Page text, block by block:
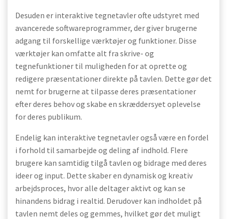
Desuden er interaktive tegnetavler ofte udstyret med
avancerede softwareprogrammer, der giver brugerne
adgang til forskellige værktøjer og funktioner. Disse
værktøjer kan omfatte alt fra skrive- og
tegnefunktioner til muligheden for at oprette og
redigere præsentationer direkte på tavlen. Dette gør det
nemt for brugerne at tilpasse deres præsentationer
efter deres behov og skabe en skræddersyet oplevelse
for deres publikum.
Endelig kan interaktive tegnetavler også være en fordel
i forhold til samarbejde og deling af indhold. Flere
brugere kan samtidig tilgå tavlen og bidrage med deres
ideer og input. Dette skaber en dynamisk og kreativ
arbejdsproces, hvor alle deltager aktivt og kan se
hinandens bidrag i realtid. Derudover kan indholdet på
tavlen nemt deles og gemmes, hvilket gør det muligt